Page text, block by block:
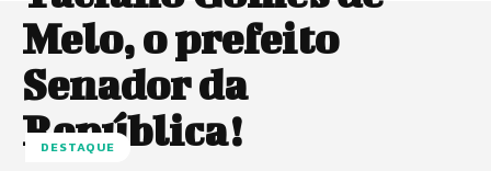
Melo, o prefeito
Senador da
República!
DESTAQUE